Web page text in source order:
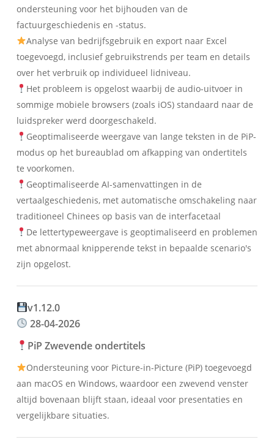
ondersteuning voor het bijhouden van de
factuurgeschiedenis en -status.
Analyse van bedrijfsgebruik en export naar Excel
toegevoegd, inclusief gebruikstrends per team en details
over het verbruik op individueel lidniveau.
Het probleem is opgelost waarbij de audio-uitvoer in
sommige mobiele browsers (zoals iOS) standaard naar de
luidspreker werd doorgeschakeld.
Geoptimaliseerde weergave van lange teksten in de PiP-
modus op het bureaublad om afkapping van ondertitels
te voorkomen.
Geoptimaliseerde AI-samenvattingen in de
vertaalgeschiedenis, met automatische omschakeling naar
traditioneel Chinees op basis van de interfacetaal
De lettertypeweergave is geoptimaliseerd en problemen
met abnormaal knipperende tekst in bepaalde scenario's
zijn opgelost.
v1.12.0
28-04-2026
PiP Zwevende ondertitels
Ondersteuning voor Picture-in-Picture (PiP) toegevoegd
aan macOS en Windows, waardoor een zwevend venster
altijd bovenaan blijft staan, ideaal voor presentaties en
vergelijkbare situaties.